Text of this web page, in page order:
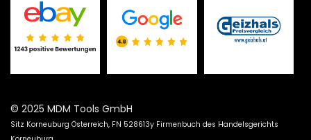
© 2025 MDM Tools GmbH
Sitz Korneuburg Österreich, FN 528613y Firmenbuch des Handelsgerichts